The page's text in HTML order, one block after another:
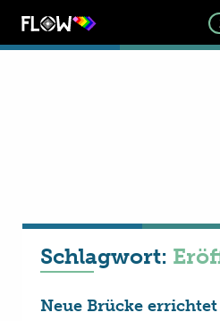
Schlagwort:
Neue Brücke errichtet